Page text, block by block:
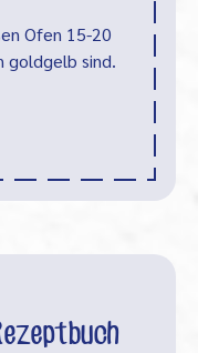
Ofen 15-20
goldgelb sind.